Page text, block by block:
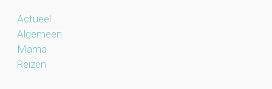
Actueel
Algemeen
Mama
Reizen